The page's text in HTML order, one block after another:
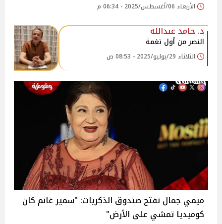
الأربعاء 06/أغسطس/2025 - 06:34 م
د. حامد عبدالله
النصر من أول نغمة
الثلاثاء 29/يوليو/2025 - 08:53 ص
ميمي جمال تفتح صندوق الذكريات: "سمير غانم كان
كوميديا تمشي على الأرض"‎